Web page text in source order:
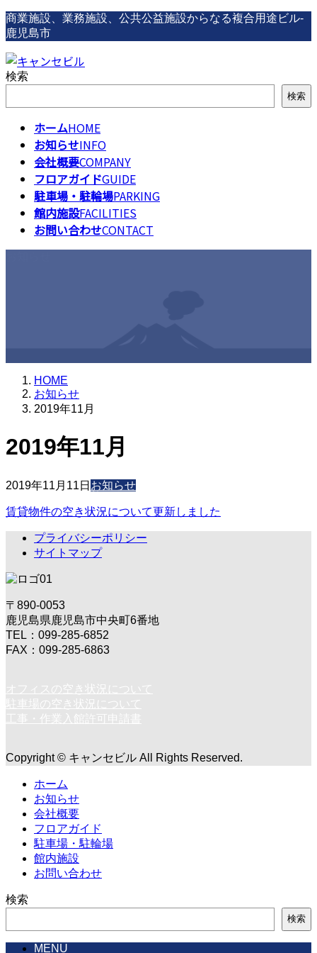
コ
ン
ン
ツ
ス
ナ
ビ
ー
シ
ン
商業施設、業務施設、公共公益施設からなる複合用途ビル-
鹿児島市
検索
検索
ホームHOME
お知らせINFO
会社概要COMPANY
フロアガイドGUIDE
駐車場・駐輪場PARKING
館内施設FACILITIES
お問い合わせCONTACT
HOME
お知らせ
2019年11月
2019年11月
2019年11月11日 お知らせ
賃貸物件の空き状況について更新しました
プライバシーポリシー
サイトマップ
〒890-0053
鹿児島県鹿児島市中央町6番地
TEL：099-285-6852
FAX：099-285-6863
オフィスの空き状況について
駐車場の空き状況について
工事・作業入館許可申請書
Copyright © キャンセビル All Rights Reserved.
ホーム
お知らせ
会社概要
フロアガイド
駐車場・駐輪場
館内施設
お問い合わせ
検索
検索
MENU